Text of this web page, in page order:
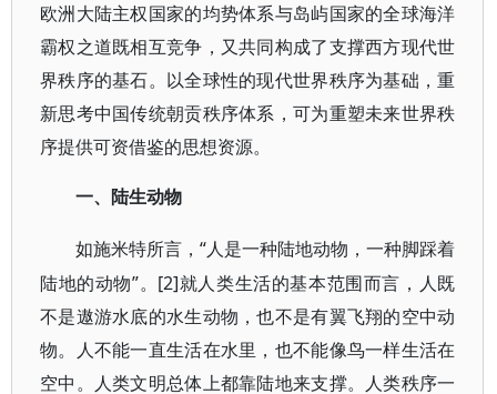
欧洲大陆主权国家的均势体系与岛屿国家的全球海洋
霸权之道既相互竞争，又共同构成了支撑西方现代世
界秩序的基石。以全球性的现代世界秩序为基础，重
新思考中国传统朝贡秩序体系，可为重塑未来世界秩
序提供可资借鉴的思想资源。
一、陆生动物
如施米特所言，“人是一种陆地动物，一种脚踩着
陆地的动物”。[2]就人类生活的基本范围而言，人既
不是遨游水底的水生动物，也不是有翼飞翔的空中动
物。人不能一直生活在水里，也不能像鸟一样生活在
空中。人类文明总体上都靠陆地来支撑。人类秩序一